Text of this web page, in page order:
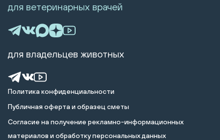
Политика конфиденциальности
Публичная оферта и образец сметы
Cогласие на получение рекламно-информационных
материалов и обработку персональных данных
для ветеринарных врачей
для владельцев животных